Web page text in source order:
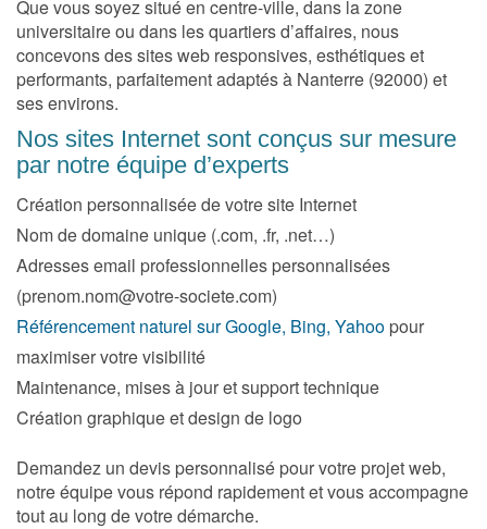
Que vous soyez situé en centre-ville, dans la zone
universitaire ou dans les quartiers d’affaires, nous
concevons des sites web responsives, esthétiques et
performants, parfaitement adaptés à Nanterre (92000) et
ses environs.
Nos sites Internet sont conçus sur mesure
par notre équipe d’experts
Création personnalisée de votre site Internet
Nom de domaine unique (.com, .fr, .net…)
Adresses email professionnelles personnalisées
(prenom.nom@votre-societe.com)
Référencement naturel sur Google, Bing, Yahoo pour
maximiser votre visibilité
Maintenance, mises à jour et support technique
Création graphique et design de logo
Demandez un devis personnalisé pour votre projet web,
notre équipe vous répond rapidement et vous accompagne
tout au long de votre démarche.